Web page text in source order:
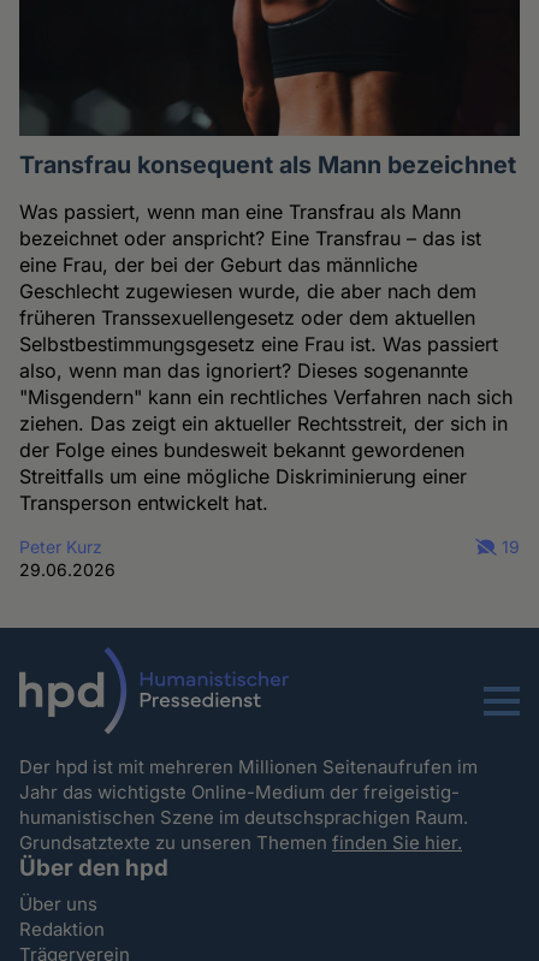
Transfrau konsequent als Mann bezeichnet
Was passiert, wenn man eine Transfrau als Mann
bezeichnet oder anspricht? Eine Transfrau – das ist
eine Frau, der bei der Geburt das männliche
Geschlecht zugewiesen wurde, die aber nach dem
früheren Transsexuellengesetz oder dem aktuellen
Selbstbestimmungsgesetz eine Frau ist. Was passiert
also, wenn man das ignoriert? Dieses sogenannte
"Misgendern" kann ein rechtliches Verfahren nach sich
ziehen. Das zeigt ein aktueller Rechtsstreit, der sich in
der Folge eines bundesweit bekannt gewordenen
Streitfalls um eine mögliche Diskriminierung einer
Transperson entwickelt hat.
Peter Kurz
29.06.2026
19
Menu
Der hpd ist mit mehreren Millionen Seitenaufrufen im
Jahr das wichtigste Online-Medium der freigeistig-
humanistischen Szene im deutschsprachigen Raum.
Grundsatztexte zu unseren Themenfinden Sie hier.
Über den hpd
Über uns
Redaktion
Trägerverein